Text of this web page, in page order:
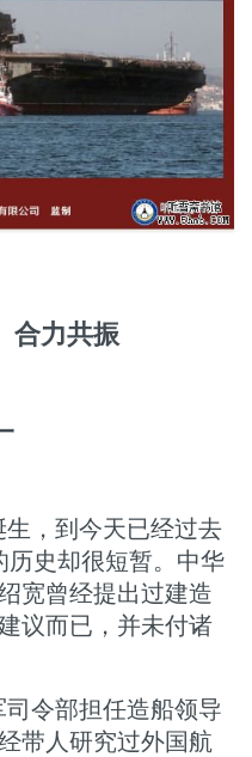
合力共振
，到今天已经过去
历史却很短暂。中华
宽曾经提出过建造
议而已，并未付诸
司令部担任造船领导
带人研究过外国航